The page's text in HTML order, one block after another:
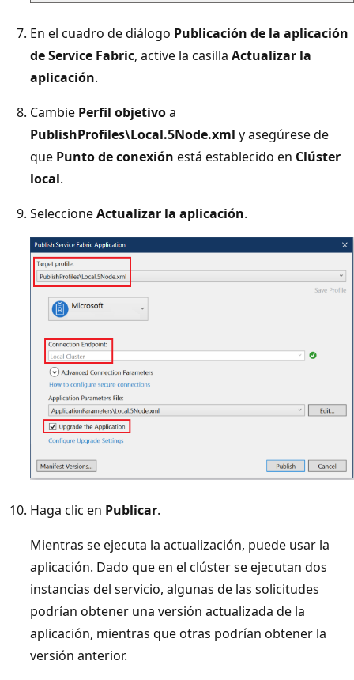
En el cuadro de diálogo Publicación de la aplicación
de Service Fabric, active la casilla Actualizar la
aplicación.
Cambie Perfil objetivoa
PublishProfiles\Local.5Node.xml y asegúrese de
que Punto de conexión está establecido en Clúster
local.
SeleccioneActualizar la aplicación.
Haga clic en Publicar.
Mientras se ejecuta la actualización, puede usar la
aplicación. Dado que en el clúster se ejecutan dos
instancias del servicio, algunas de las solicitudes
podrían obtener una versión actualizada de la
aplicación, mientras que otras podrían obtener la
versión anterior.